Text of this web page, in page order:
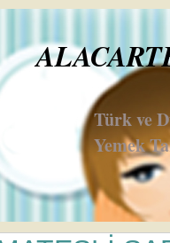
Türk ve
Yemek